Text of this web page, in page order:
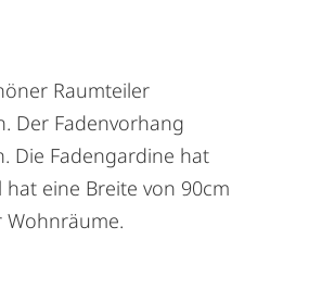
Raumteiler
Der Fadenvorhang
Die Fadengardine hat
eine Breite von 90cm
Wohnräume.